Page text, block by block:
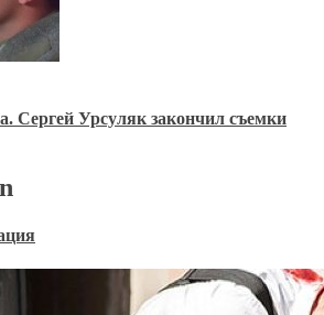
Сергей Урсуляк закончил съемки